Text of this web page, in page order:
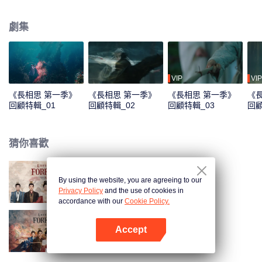
隱忍蟄伏，為了尋找小夭走遍大荒，來到清水鎮。清水鎮的日子平淡溫馨，玟
小六意外救了垂危的青丘公子塗山璟，朝夕相處中二人情愫漸生；玟小六又與
九頭妖相柳不打不相識，惺惺相惜結為知己。玟小六和瑲玹相見不相識，幾經
波折，才終與瑲玹相認，恢復王姬身份。為了一統天下，瑲玹舍私情要王座，
相柳守義戰死、小夭幫助瑲玹完成大業後，與塗山璟隱逸江湖。思而不得的瑲
玹將所有精力都放在了治理國家上，因為他知道，只要天下太平，他的小夭就
能夠幸福安康。
劇集
《長相思 第一季》
回顧特輯_01
《長相思 第一季》
回顧特輯_02
VIP
《長相思 第一季》
回顧特輯_03
VIP
《
回
猜你喜歡
長相思 第二季
長相思 第一季
By using the website, you are agreeing to our
Privacy Policy and the use of cookies in
accordance with our Cookie Policy.
Accept